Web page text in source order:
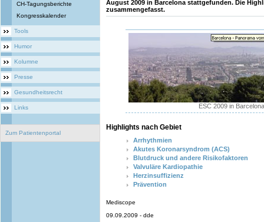
CH-Tagungsberichte
Kongresskalender
Tools
Humor
Kolumne
Presse
Gesundheitsrecht
Links
Zum Patientenportal
August 2009 in Barcelona stattgefunden. Die
zusammengefasst.
ESC 2009 in Barcelona
Highlights nach Gebiet
Arrhythmien
Akutes Koronarsyndrom (ACS)
Blutdruck und andere Risikofaktoren
Valvuläre Kardiopathie
Herzinsuffizienz
Prävention
Mediscope
09.09.2009 - dde